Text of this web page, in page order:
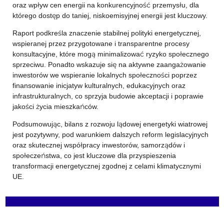
oraz wpływ cen energii na konkurencyjność przemysłu, dla
którego dostęp do taniej, niskoemisyjnej energii jest kluczowy.
Raport podkreśla znaczenie stabilnej polityki energetycznej,
wspieranej przez przygotowane i transparentne procesy
konsultacyjne, które mogą minimalizować ryzyko społecznego
sprzeciwu. Ponadto wskazuje się na aktywne zaangażowanie
inwestorów we wspieranie lokalnych społeczności poprzez
finansowanie inicjatyw kulturalnych, edukacyjnych oraz
infrastrukturalnych, co sprzyja budowie akceptacji i poprawie
jakości życia mieszkańców.
Podsumowując, bilans z rozwoju lądowej energetyki wiatrowej
jest pozytywny, pod warunkiem dalszych reform legislacyjnych
oraz skutecznej współpracy inwestorów, samorządów i
społeczeństwa, co jest kluczowe dla przyspieszenia
transformacji energetycznej zgodnej z celami klimatycznymi
UE.